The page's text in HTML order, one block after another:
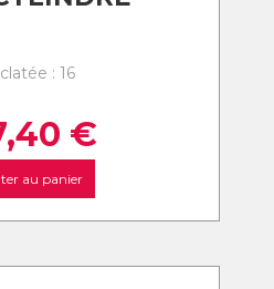
: 16
€
au panier